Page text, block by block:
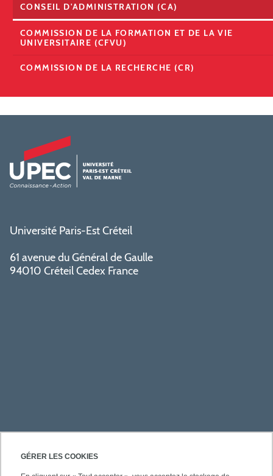
GÉRER LES COOKIES
CONSEIL D'ADMINISTRATION (CA)
COMMISSION DE LA FORMATION ET DE LA VIE
UNIVERSITAIRE (CFVU)
COMMISSION DE LA RECHERCHE (CR)
Université Paris-Est Créteil
61 avenue du Général de Gaulle
94010 Créteil Cedex France
ACCÈS RAPIDES